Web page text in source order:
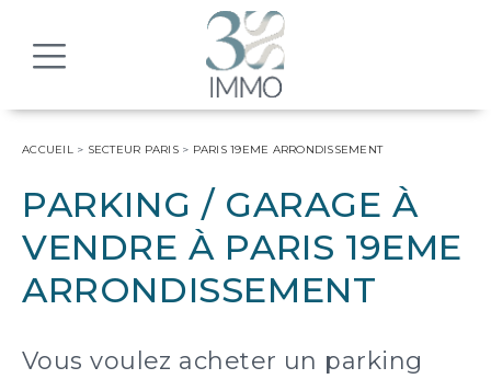
ACCUEIL> SECTEUR PARIS> PARIS 19EME ARRONDISSEMENT
PARKING / GARAGE À
VENDRE À PARIS 19EME
ARRONDISSEMENT
Vous voulez acheter un parking